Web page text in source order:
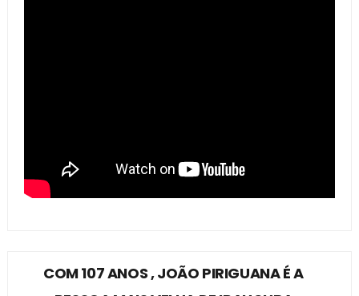
COM 107 ANOS , JOÃO PIRIGUANA É A